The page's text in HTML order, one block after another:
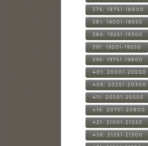
376: 18751-18800
381: 19001-19050
386: 19251-19300
391: 19501-19550
396: 19751-19800
401: 20001-20050
406: 20251-20300
411: 20501-20550
416: 20751-20800
421: 21001-21050
426: 21251-21300